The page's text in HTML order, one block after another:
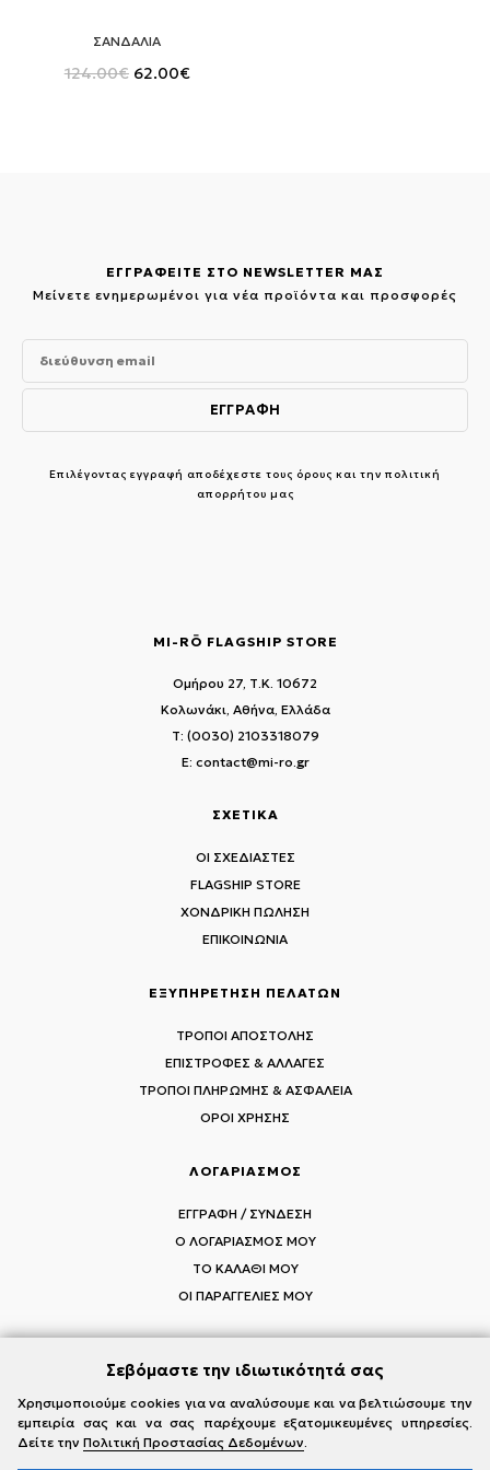
ΣΑΝΔΑΛΙΑ
124.00€ Original
price
62.00€Η
τρέχουσα
ΕΓΓΡΑΦΕΙΤΕ ΣΤΟ NEWSLETTER ΜΑΣ
Μείνετε ενημερωμένοι για νέα προϊόντα και προσφορές
Επιλέγοντας εγγραφή αποδέχεστε τους όρους και την πολιτική
απορρήτου μας
MI-RŌ FLAGSHIP STORE
Ομήρου 27, Τ.Κ. 10672
Κολωνάκι, Αθήνα, Ελλάδα
T: (0030) 2103318079
E: contact@mi-ro.gr
ΣΧΕΤΙΚΑ
ΟΙ ΣΧΕΔΙΑΣΤΕΣ
FLAGSHIP STORE
ΧΟΝΔΡΙΚΗ ΠΩΛΗΣΗ
ΕΠΙΚΟΙΝΩΝΙΑ
ΕΞΥΠΗΡΕΤΗΣΗ ΠΕΛΑΤΩΝ
ΤΡΟΠΟΙ ΑΠΟΣΤΟΛΗΣ
ΕΠΙΣΤΡΟΦΕΣ & ΑΛΛΑΓΕΣ
ΤΡΟΠΟΙ ΠΛΗΡΩΜΗΣ & ΑΣΦΑΛΕΙΑ
ΟΡΟΙ ΧΡΗΣΗΣ
ΛΟΓΑΡΙΑΣΜΟΣ
ΕΓΓΡΑΦΗ / ΣΥΝΔΕΣΗ
Ο ΛΟΓΑΡΙΑΣΜΟΣ ΜΟΥ
ΤΟ ΚΑΛΑΘΙ ΜΟΥ
ΟΙ ΠΑΡΑΓΓΕΛΙΕΣ ΜΟΥ
ΑΚΟΛΟΥΘΗΣΤΕ ΤΟΥΣ MI-RŌ
Visit InstagramVisit FacebookVisit Vimeo
Σεβόμαστε την ιδιωτικότητά σας
Χρησιμοποιούμε cookies για να αναλύσουμε και να βελτιώσουμε την
εμπειρία σας και να σας παρέχουμε εξατομικευμένες υπηρεσίες.
Δείτε την Πολιτική Προστασίας Δεδομένων.